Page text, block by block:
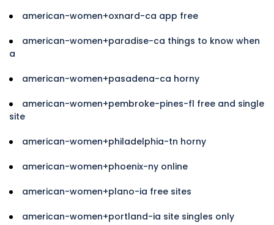
american-women+oxnard-ca app free
american-women+paradise-ca things to know when
a
american-women+pasadena-ca horny
american-women+pembroke-pines-fl free and single
site
american-women+philadelphia-tn horny
american-women+phoenix-ny online
american-women+plano-ia free sites
american-women+portland-ia site singles only